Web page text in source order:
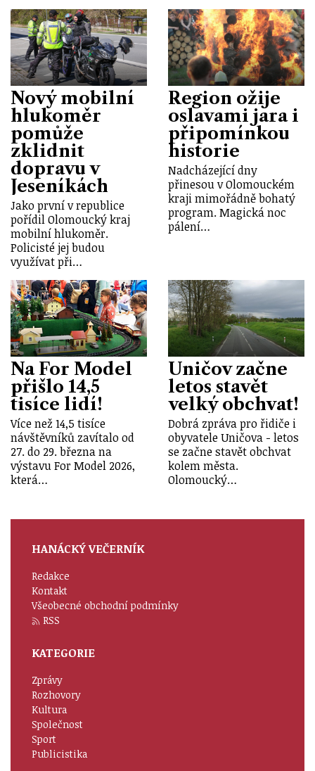
Nový mobilní
hlukoměr
pomůže
zklidnit
dopravu v
Jeseníkách
Jako první v republice
pořídil Olomoucký kraj
mobilní hlukoměr.
Policisté jej budou
využívat při…
Region ožije
oslavami jara i
připomínkou
historie
Nadcházející dny
přinesou v Olomouckém
kraji mimořádně bohatý
program. Magická noc
pálení…
Na For Model
přišlo 14,5
tisíce lidí!
Více než 14,5 tisíce
návštěvníků zavítalo od
27. do 29. března na
výstavu For Model 2026,
která…
Uničov začne
letos stavět
velký obchvat!
Dobrá zpráva pro řidiče i
obyvatele Uničova - letos
se začne stavět obchvat
kolem města.
Olomoucký…
HANÁCKÝ VEČERNÍK
Redakce
Kontakt
Všeobecné obchodní podmínky
RSS
KATEGORIE
Zprávy
Rozhovory
Kultura
Společnost
Sport
Publicistika